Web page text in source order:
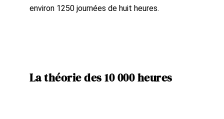
environ 1250 journées de huit heures.
La théorie des 10 000 heures